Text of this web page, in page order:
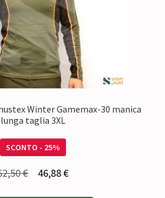
Winter Gamemax-30 manica
lunga taglia 3XL
SCONTO - 25%
€ 46,88€Il